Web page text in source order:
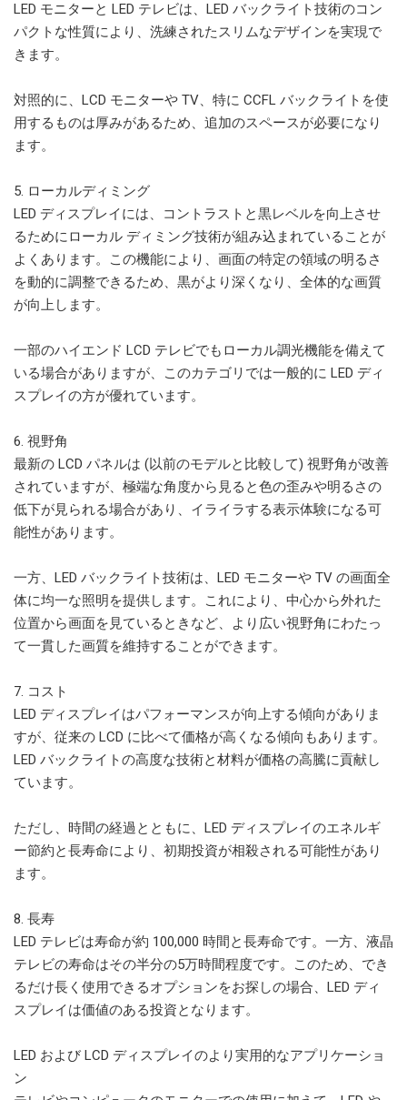
LED モニターと LED テレビは、LED バックライト技術のコン
パクトな性質により、洗練されたスリムなデザインを実現で
きます。
対照的に、LCD モニターや TV、特に CCFL バックライトを使
用するものは厚みがあるため、追加のスペースが必要になり
ます。
5. ローカルディミング
LED ディスプレイには、コントラストと黒レベルを向上させ
るためにローカル ディミング技術が組み込まれていることが
よくあります。この機能により、画面の特定の領域の明るさ
を動的に調整できるため、黒がより深くなり、全体的な画質
が向上します。
一部のハイエンド LCD テレビでもローカル調光機能を備えて
いる場合がありますが、このカテゴリでは一般的に LED ディ
スプレイの方が優れています。
6. 視野角
最新の LCD パネルは (以前のモデルと比較して) 視野角が改善
されていますが、極端な角度から見ると色の歪みや明るさの
低下が見られる場合があり、イライラする表示体験になる可
能性があります。
一方、LED バックライト技術は、LED モニターや TV の画面全
体に均一な照明を提供します。これにより、中心から外れた
位置から画面を見ているときなど、より広い視野角にわたっ
て一貫した画質を維持することができます。
7. コスト
LED ディスプレイはパフォーマンスが向上する傾向がありま
すが、従来の LCD に比べて価格が高くなる傾向もあります。
LED バックライトの高度な技術と材料が価格の高騰に貢献し
ています。
ただし、時間の経過とともに、LED ディスプレイのエネルギ
ー節約と長寿命により、初期投資が相殺される可能性があり
ます。
8. 長寿
LED テレビは寿命が約 100,000 時間と長寿命です。一方、液晶
テレビの寿命はその半分の5万時間程度です。このため、でき
るだけ長く使用できるオプションをお探しの場合、LED ディ
スプレイは価値のある投資となります。
LED および LCD ディスプレイのより実用的なアプリケーショ
ン